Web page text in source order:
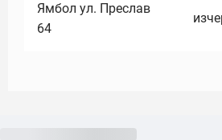
Ямбол ул. Преслав
64